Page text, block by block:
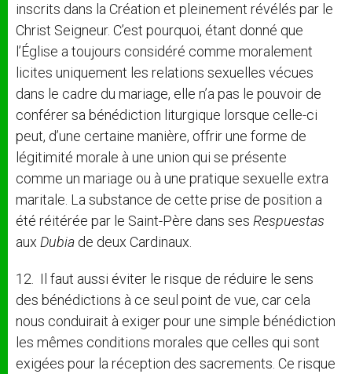
inscrits dans la Création et pleinement révélés par le
Christ Seigneur. C’est pourquoi, étant donné que
l’Église a toujours considéré comme moralement
licites uniquement les relations sexuelles vécues
dans le cadre du mariage, elle n’a pas le pouvoir de
conférer sa bénédiction liturgique lorsque celle-ci
peut, d’une certaine manière, offrir une forme de
légitimité morale à une union qui se présente
comme un mariage ou à une pratique sexuelle extra
maritale. La substance de cette prise de position a
été réitérée par le Saint-Père dans ses Respuestas
aux Dubia de deux Cardinaux.
12. Il faut aussi éviter le risque de réduire le sens
des bénédictions à ce seul point de vue, car cela
nous conduirait à exiger pour une simple bénédiction
les mêmes conditions morales que celles qui sont
exigées pour la réception des sacrements. Ce risque